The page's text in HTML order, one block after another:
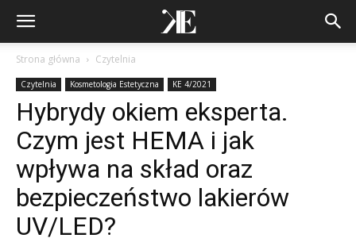
Strona główna Czytelnia
Czytelnia Kosmetologia Estetyczna KE 4/2021
Hybrydy okiem eksperta.
Czym jest HEMA i jak
wpływa na skład oraz
bezpieczeństwo lakierów
UV/LED?